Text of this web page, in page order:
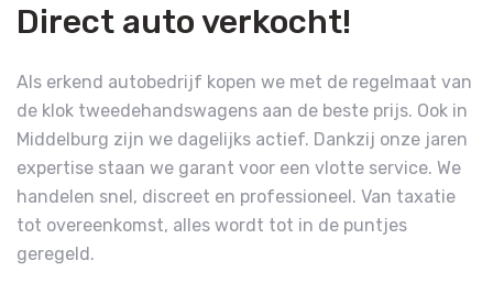
Direct auto verkocht!
Als erkend autobedrijf kopen we met de regelmaat van
de klok tweedehandswagens aan de beste prijs. Ook in
Middelburg zijn we dagelijks actief. Dankzij onze jaren
expertise staan we garant voor een vlotte service. We
handelen snel, discreet en professioneel. Van taxatie
tot overeenkomst, alles wordt tot in de puntjes
geregeld.